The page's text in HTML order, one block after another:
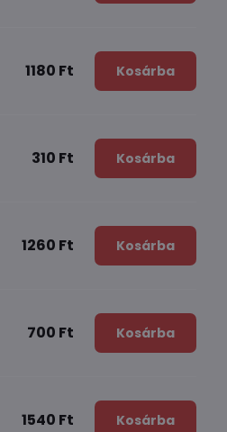
1180 Ft Kosárba
310 Ft Kosárba
1260 Ft Kosárba
700 Ft Kosárba
1540 Ft Kosárba